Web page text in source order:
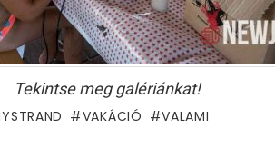
Tekintse meg galériánkat!
VAKÁCIÓ VALAMI